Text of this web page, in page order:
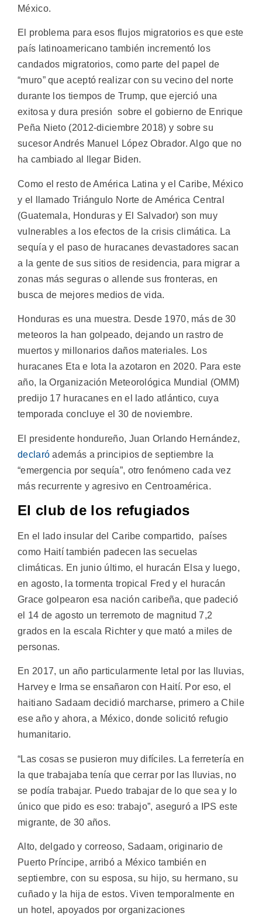
México.
El problema para esos flujos migratorios es que este
país latinoamericano también incrementó los
candados migratorios, como parte del papel de
“muro” que aceptó realizar con su vecino del norte
durante los tiempos de Trump, que ejerció una
exitosa y dura presión sobre el gobierno de Enrique
Peña Nieto (2012-diciembre 2018) y sobre su
sucesor Andrés Manuel López Obrador. Algo que no
ha cambiado al llegar Biden.
Como el resto de América Latina y el Caribe, México
y el llamado Triángulo Norte de América Central
(Guatemala, Honduras y El Salvador) son muy
vulnerables a los efectos de la crisis climática. La
sequía y el paso de huracanes devastadores sacan
a la gente de sus sitios de residencia, para migrar a
zonas más seguras o allende sus fronteras, en
busca de mejores medios de vida.
Honduras es una muestra. Desde 1970, más de 30
meteoros la han golpeado, dejando un rastro de
muertos y millonarios daños materiales. Los
huracanes Eta e Iota la azotaron en 2020. Para este
año, la Organización Meteorológica Mundial (OMM)
predijo 17 huracanes en el lado atlántico, cuya
temporada concluye el 30 de noviembre.
El presidente hondureño, Juan Orlando Hernández,
declaró además a principios de septiembre la
“emergencia por sequía”, otro fenómeno cada vez
más recurrente y agresivo en Centroamérica.
El club de los refugiados
En el lado insular del Caribe compartido, países
como Haití también padecen las secuelas
climáticas. En junio último, el huracán Elsa y luego,
en agosto, la tormenta tropical Fred y el huracán
Grace golpearon esa nación caribeña, que padeció
el 14 de agosto un terremoto de magnitud 7,2
grados en la escala Richter y que mató a miles de
personas.
En 2017, un año particularmente letal por las lluvias,
Harvey e Irma se ensañaron con Haití. Por eso, el
haitiano Sadaam decidió marcharse, primero a Chile
ese año y ahora, a México, donde solicitó refugio
humanitario.
“Las cosas se pusieron muy difíciles. La ferretería en
la que trabajaba tenía que cerrar por las lluvias, no
se podía trabajar. Puedo trabajar de lo que sea y lo
único que pido es eso: trabajo”, aseguró a IPS este
migrante, de 30 años.
Alto, delgado y correoso, Sadaam, originario de
Puerto Príncipe, arribó a México también en
septiembre, con su esposa, su hijo, su hermano, su
cuñado y la hija de estos. Viven temporalmente en
un hotel, apoyados por organizaciones